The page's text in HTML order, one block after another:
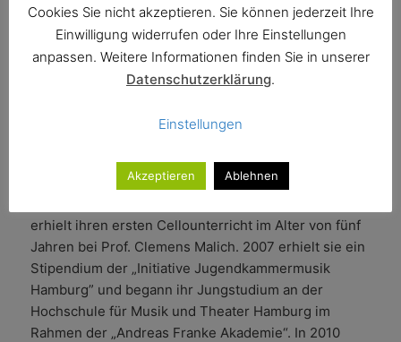
Gewandhausorchester Leipzig, die Staatskapelle
Dresden, das Symphonieorchester des Bayerischen
Rundfunks, das London Symphony Orchestra, das
Philharmonia Orchester, das Orchestre National de
Santa Cecilia und das St. Petersburg Philharmonic.
der Symphoniker Hamburg.
erhielt ihren ersten Cellounterricht im Alter von fünf
Jahren bei Prof. Clemens Malich. 2007 erhielt sie ein
Stipendium der „Initiative Jugendkammermusik
Hamburg” und begann ihr Jungstudium an der
Hochschule für Musik und Theater Hamburg im
Rahmen der „Andreas Franke Akademie“. In 2010
Cookies Sie nicht akzeptieren. Sie können jederzeit Ihre
Einwilligung widerrufen oder Ihre Einstellungen
anpassen. Weitere Informationen finden Sie in unserer
Datenschutzerklärung.
Einstellungen
Akzeptieren Ablehnen